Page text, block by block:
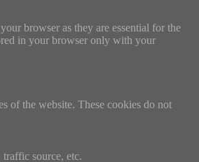
browser as they are essential for the
in your browser only with your
of the website. These cookies do not
source, etc.